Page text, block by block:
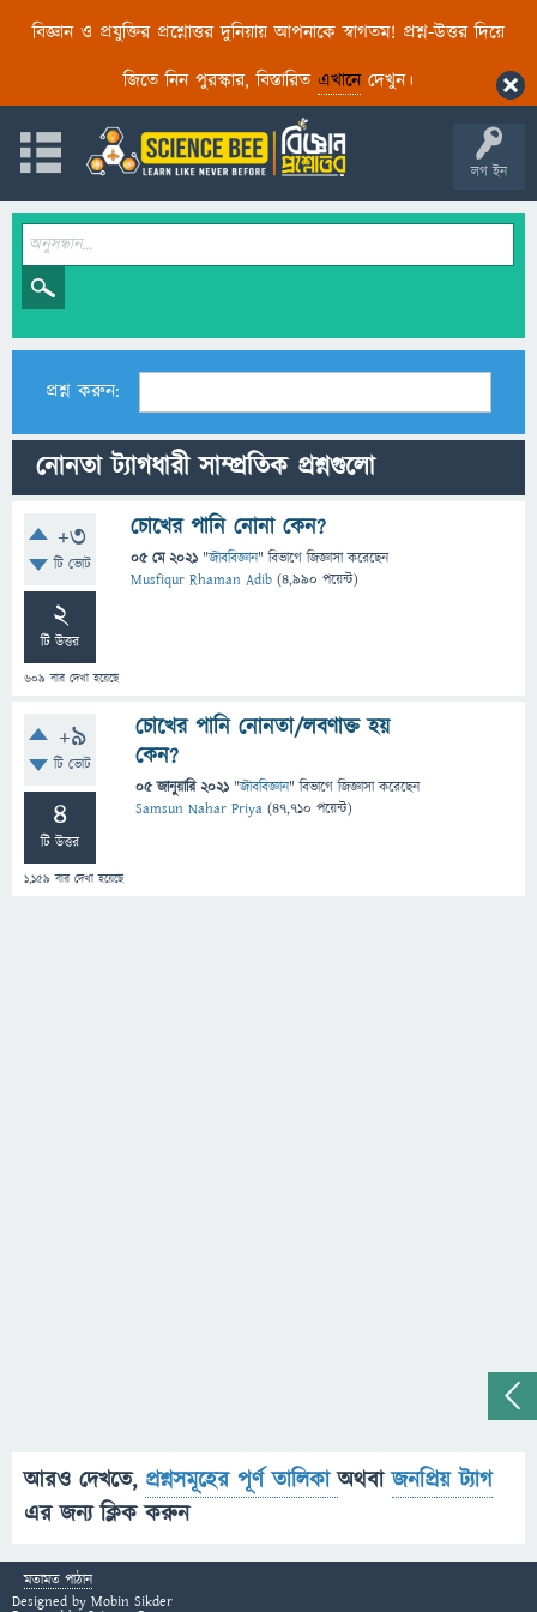
বিজ্ঞান ও প্রযুক্তির প্রশ্নোত্তর দুনিয়ায় আপনাকে স্বাগতম! প্রশ্ন-উত্তর দিয়ে
জিতে নিন পুরস্কার, বিস্তারিত এখানেদেখুন।
লগ ইন
প্রশ্ন করুন:
নোনতা ট্যাগধারী সাম্প্রতিক প্রশ্নগুলো
+3
টি ভোট
2
টি উত্তর
609 বার দেখা হয়েছে
চোখের পানি নোনা কেন?
05 মে 2021 "জীববিজ্ঞান" বিভাগে জিজ্ঞাসাকরেছেন
Musfiqur Rhaman Adib (4,990 পয়েন্ট)
+9
টি ভোট
4
টি উত্তর
1,159 বার দেখা হয়েছে
চোখের পানি নোনতা/লবণাক্ত হয়
কেন?
05 জানুয়ারি 2021 "জীববিজ্ঞান" বিভাগে জিজ্ঞাসাকরেছেন
Samsun Nahar Priya (47,710 পয়েন্ট)
আরও দেখতে, প্রশ্নসমূহের পূর্ণ তালিকাঅথবাজনপ্রিয় ট্যাগ
এর জন্য ক্লিক করুন
মতামত পাঠান
Designed by Mobin Sikder